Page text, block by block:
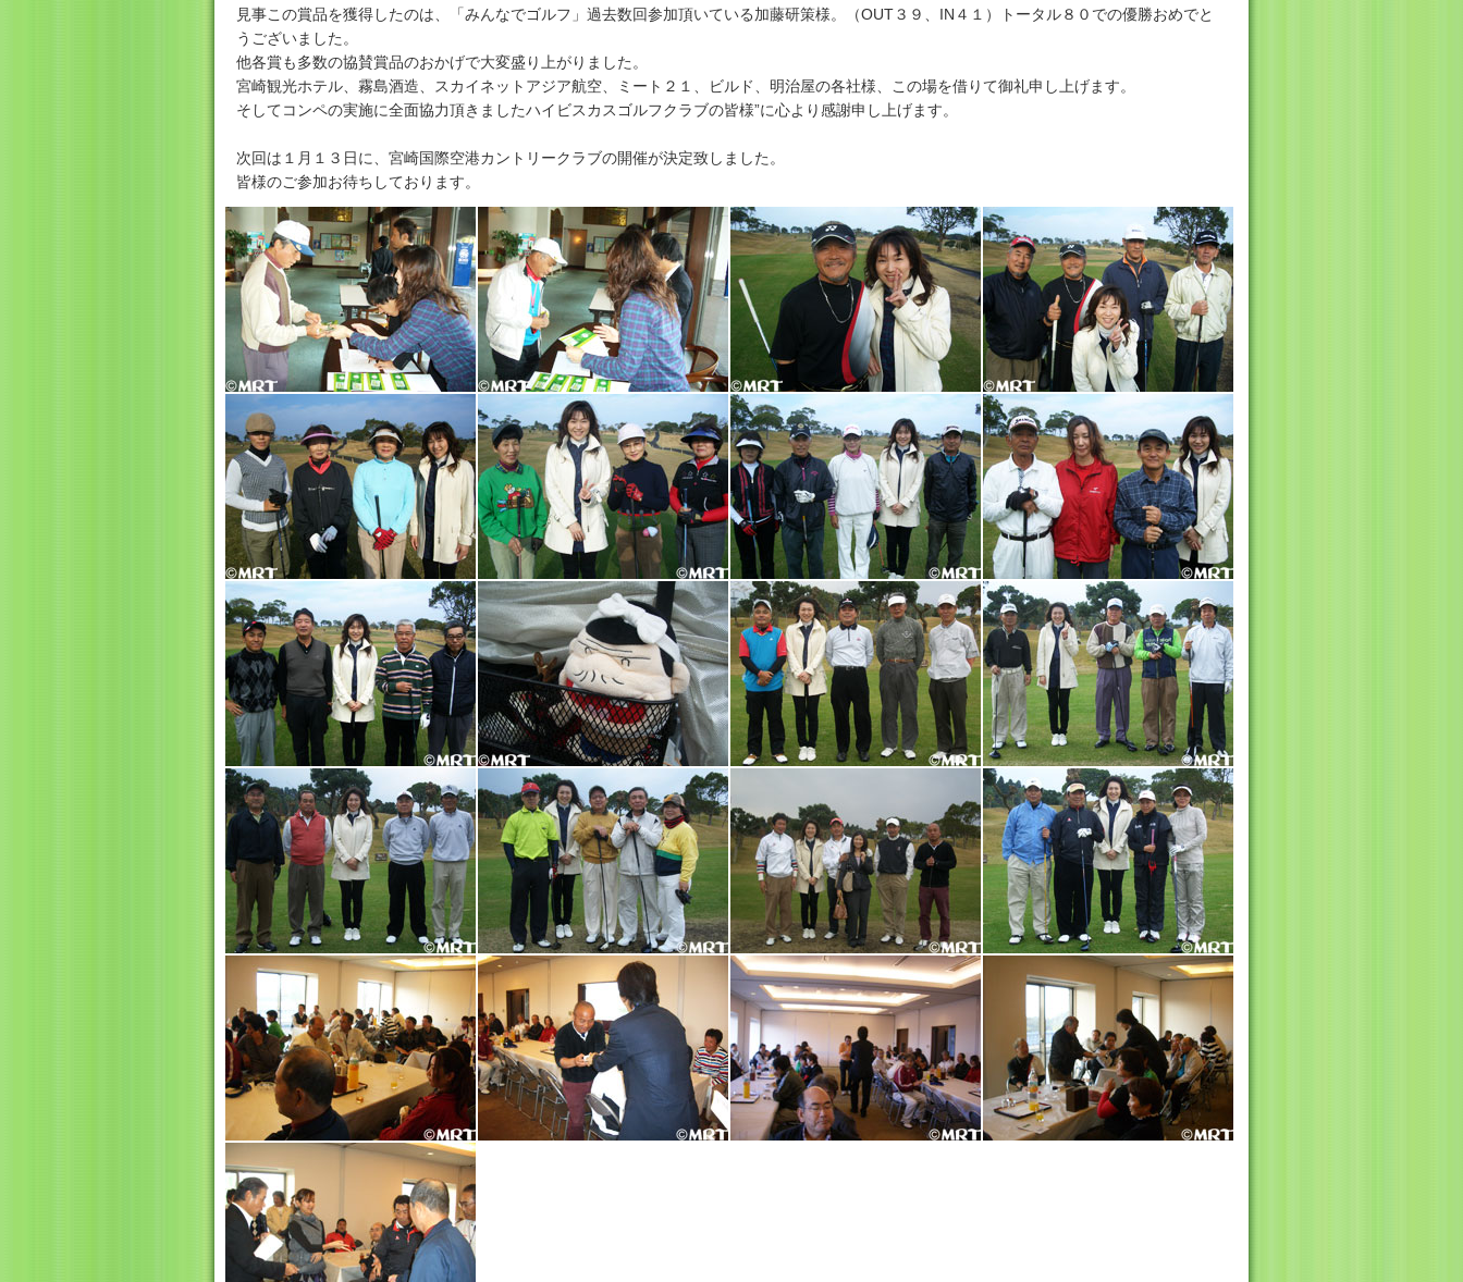
見事この賞品を獲得したのは、「みんなでゴルフ」過去数回参加頂いている加藤研策様。（OUT３９、IN４１）トータル８０での優勝おめでと
うございました。
他各賞も多数の協賛賞品のおかげで大変盛り上がりました。
宮崎観光ホテル、霧島酒造、スカイネットアジア航空、ミート２１、ビルド、明治屋の各社様、この場を借りて御礼申し上げます。
そしてコンペの実施に全面協力頂きましたハイビスカスゴルフクラブの皆様”に心より感謝申し上げます。
次回は１月１３日に、宮崎国際空港カントリークラブの開催が決定致しました。
皆様のご参加お待ちしております。